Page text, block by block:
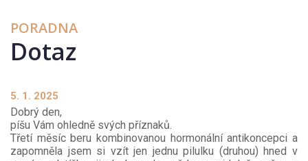
PORADNA
Dotaz
5. 1. 2025
Dobrý den,
píšu Vám ohledně svých příznaků.
Třetí měsíc beru kombinovanou hormonální antikoncepci a
zapomněla jsem si vzít jen jednu pilulku (druhou) hned v